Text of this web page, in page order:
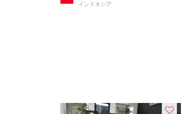
インドネシア